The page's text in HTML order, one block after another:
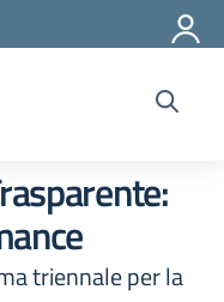
triennale per la